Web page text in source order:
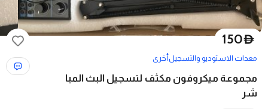
D
150
معدات الاستوديو والتسجيلأخرى
مجموعة ميكروفون مكثف لتسجيل البث المبا
شر